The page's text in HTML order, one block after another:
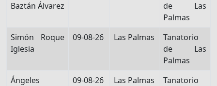
Baztán Álvarez
de Las
Palmas
Simón Roque
Iglesia
09-08-26 Las Palmas
Tanatorio
de Las
Palmas
Ángeles
09-08-26 Las Palmas
Tanatorio